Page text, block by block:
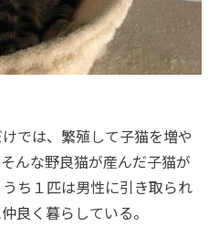
では、繁殖して子猫を増や
んな野良猫が産んだ子猫が
ち１匹は男性に引き取られ
良く暮らしている。